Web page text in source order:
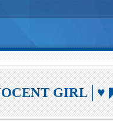
GIRL│♥